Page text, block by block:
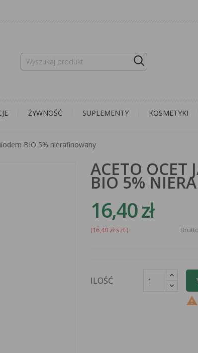
ŻYWNOŚĆ SUPLEMENTY KOSMETYKI
BIO 5% nierafinowany
ACETO OCET
BIO 5%
16,40 zł
(16,40 zł szt.) Brutto
ILOŚĆ
